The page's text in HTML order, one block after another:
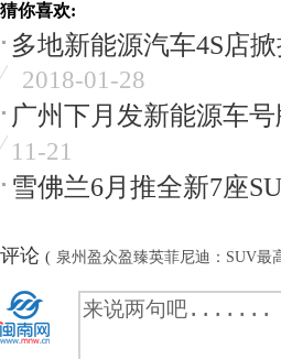
猜你喜欢:
多地新能源汽车4S店
2018-01-28
广州下月发新能源车
11-21
雪佛兰6月推全新7座
评论 ( 泉州盈众盈臻英菲尼迪：SUV最